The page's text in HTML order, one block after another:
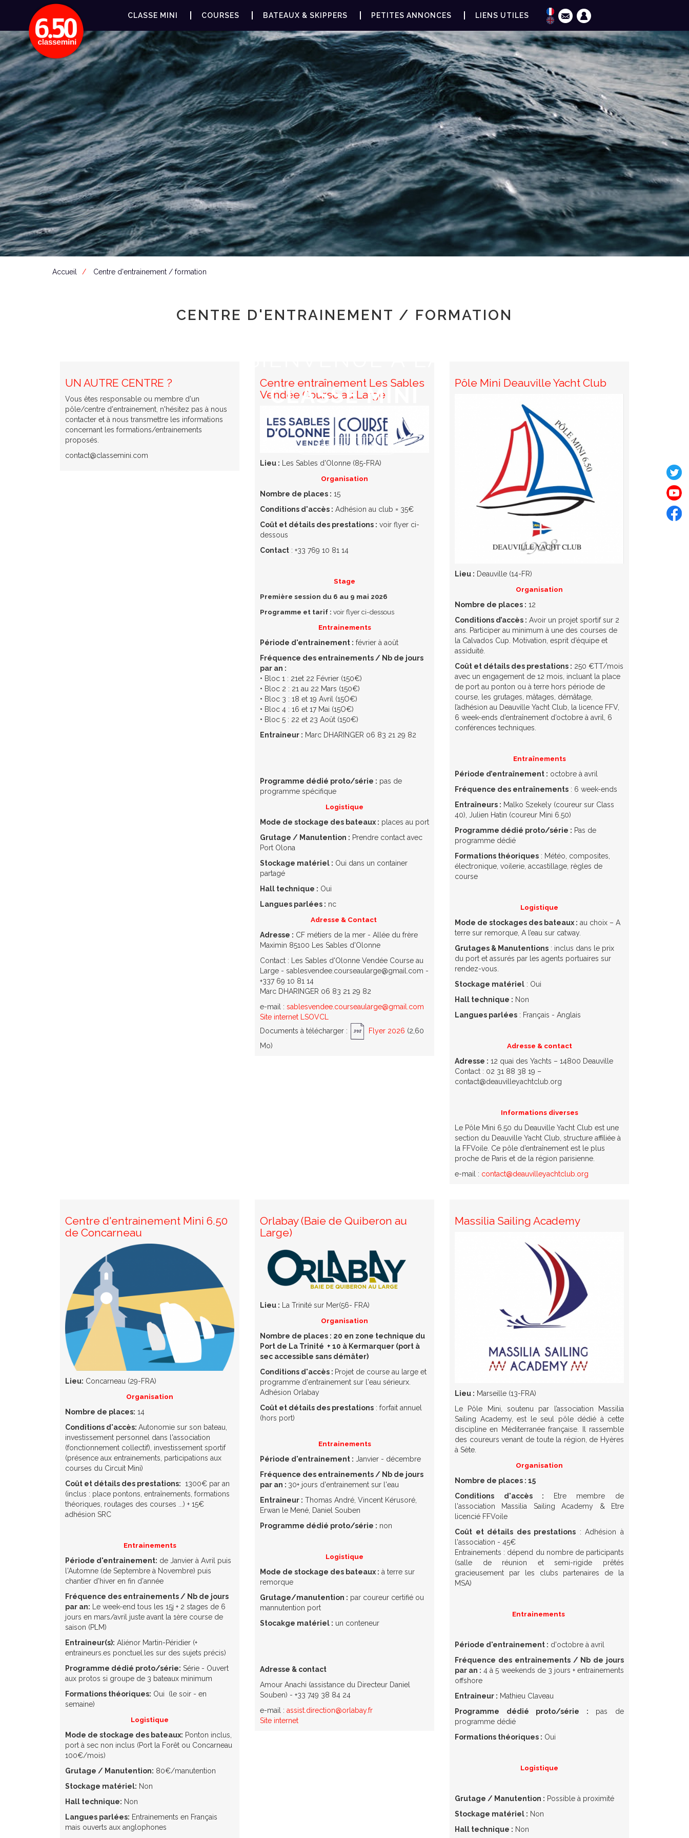
CLASSE MINI COURSES BATEAUX & SKIPPERS PETITES ANNONCES LIENS UTILES
CLASSE MINI
Espace adhérent
Accueil Centre d'entrainement / formation
CENTRE D'ENTRAINEMENT / FORMATION
UN AUTRE CENTRE ?
Vous êtes responsable ou membre d'un
pôle/centre d'entrainement, n'hésitez pas à nous
contacter et à nous transmettre les informations
concernant les formations/entrainements
proposés.
contact@classemini.com
Centre entraînement Les Sables
Vendée Course au Large
Lieu : Les Sables d'Olonne (85-FRA)
Organisation
Nombre de places : 15
Conditions d'accès : Adhésion au club = 35€
Coût et détails des prestations : voir flyer ci-
dessous
Contact : +33 769 10 81 14
Stage
Première session du 6 au 9 mai 2026
Programme et tarif : voir flyer ci-dessous
Entrainements
Période d'entrainement : février à août
Fréquence des entrainements / Nb de jours
par an :
• Bloc 1 : 21et 22 Février (150€)
• Bloc 2 : 21 au 22 Mars (150€)
• Bloc 3 : 18 et 19 Avril (15O€)
• Bloc 4 : 16 et 17 Mai (15O€)
• Bloc 5 : 22 et 23 Août (150€)
Entraineur : Marc DHARINGER 06 83 21 29 82
Programme dédié proto/série : pas de
programme spécifique
Logistique
Mode de stockage des bateaux : places au port
Grutage / Manutention : Prendre contact avec
Port Olona
Stockage matériel : Oui dans un container
partagé
Hall technique : Oui
Langues parlées : nc
Adresse & Contact
Adresse : CF métiers de la mer - Allée du frère
Maximin 85100 Les Sables d'Olonne
Contact : Les Sables d'Olonne Vendée Course au
Large - sablesvendee.courseaularge@gmail.com -
+337 69 10 81 14
Marc DHARINGER 06 83 21 29 82
e-mail : sablesvendee.courseaularge@gmail.com
Site internet LSOVCL
Documents à télécharger :
Flyer 2026 (2,60
Mo)
Pôle Mini Deauville Yacht Club
Lieu : Deauville (14-FR)
Organisation
Nombre de places : 12
Conditions d’accès : Avoir un projet sportif sur 2
ans. Participer au minimum à une des courses de
la Calvados Cup. Motivation, esprit d’équipe et
assiduité.
Coût et détails des prestations : 250 €TT/mois
avec un engagement de 12 mois, incluant la place
de port au ponton ou à terre hors période de
course, les grutages, mâtages, démâtage,
l’adhésion au Deauville Yacht Club, la licence FFV,
6 week-ends d’entraînement d’octobre à avril, 6
conférences techniques.
Entraînements
Période d’entraînement : octobre à avril
Fréquence des entraînements : 6 week-ends
Entraîneurs : Malko Szekely (coureur sur Class
40), Julien Hatin (coureur Mini 6.50)
Programme dédié proto/série : Pas de
programme dédié
Formations théoriques : Météo, composites,
électronique, voilerie, accastillage, règles de
course
Logistique
Mode de stockages des bateaux : au choix – A
terre sur remorque, A l’eau sur catway.
Grutages & Manutentions : inclus dans le prix
du port et assurés par les agents portuaires sur
rendez-vous.
Stockage matériel : Oui
Hall technique : Non
Langues parlées : Français - Anglais
Adresse & contact
Adresse : 12 quai des Yachts – 14800 Deauville
Contact : 02 31 88 38 19 –
contact@deauvilleyachtclub.org
Informations diverses
Le Pôle Mini 6.50 du Deauville Yacht Club est une
section du Deauville Yacht Club, structure affiliée à
la FFVoile. Ce pôle d’entraînement est le plus
proche de Paris et de la région parisienne.
e-mail : contact@deauvilleyachtclub.org
Centre d'entrainement Mini 6.50
de Concarneau
Lieu: Concarneau (29-FRA)
Organisation
Nombre de places: 14
Conditions d'accès: Autonomie sur son bateau,
investissement personnel dans l'association
(fonctionnement collectif), investissement sportif
(présence aux entrainements, participations aux
courses du Circuit Mini)
Coût et détails des prestations: 1300€ par an
(inclus : place pontons, entraînements, formations
théoriques, routages des courses ...) + 15€
adhésion SRC
Entrainements
Période d'entrainement: de Janvier à Avril puis
l'Automne (de Septembre à Novembre) puis
chantier d'hiver en fin d'année
Fréquence des entrainements / Nb de jours
par an:
Le week-end tous les 15j + 2 stages de 6
jours en mars/avril juste avant la 1ère course de
saison (PLM)
Entraineur(s): Aliénor Martin-Péridier (+
entraineurs.es ponctuel.les sur des sujets précis)
Programme dédié proto/série: Série - Ouvert
aux protos si groupe de 3 bateaux minimum
Formations théoriques: Oui
(le soir - en
semaine)
Logistique
Mode de stockage des bateaux: Ponton inclus,
port à sec non inclus (Port la Forêt ou Concarneau
100€/mois)
Grutage / Manutention: 80€/manutention
Stockage matériel: Non
Hall technique: Non
Langues parlées: Entrainements en Français
mais ouverts aux anglophones
Orlabay (Baie de Quiberon au
Large)
Lieu : La Trinité sur Mer(56- FRA)
Organisation
Nombre de places : 20 en zone technique du
Port de La Trinité + 10 à Kermarquer (port à
sec accessible sans démâter)
Conditions d'accès : Projet de course au large et
programme d'entrainement sur l'eau sérieurx.
Adhésion Orlabay
Coût et détails des prestations : forfait annuel
(hors port)
Entrainements
Période d'entrainement : Janvier - décembre
Fréquence des entrainements / Nb de jours
par an : 30+ jours d'entrainement sur l'eau
Entraineur : Thomas André, Vincent Kérusoré,
Erwan le Mené, Daniel Souben
Programme dédié proto/série : non
Logistique
Mode de stockage des bateaux : à terre sur
remorque
Grutage/manutention : par coureur certifié ou
mannutention port
Stocakge matériel : un conteneur
Adresse & contact
Amour Anachi (assistance du Directeur Daniel
Souben) - +33 749 38 84 24
e-mail : assist.direction@orlabay.fr
Site internet
Massilia Sailing Academy
Lieu : Marseille (13-FRA)
Le Pôle Mini, soutenu par l’association Massilia
Sailing Academy, est le seul pôle dédié à cette
discipline en Méditerranée française. Il rassemble
des coureurs venant de toute la région, de Hyères
à Sète.
Organisation
Nombre de places : 15
Conditions d'accès :
Etre membre de
l'association Massilia Sailing Academy & Etre
licencié FFVoile
Coût et détails des prestations : Adhésion à
l'association - 45€
Entrainements : dépend du nombre de participants
(salle de réunion et semi-rigide prêtés
gracieusement par les clubs partenaires de la
MSA)
Entrainements
Période d'entrainement : d'octobre à avril
Fréquence des entrainements / Nb de jours
par an : 4 à 5 weekends de 3 jours + entrainements
offshore
Entraineur : Mathieu Claveau
Programme dédié proto/série : pas de
programme dédié
Formations théoriques : Oui
Logistique
Grutage / Manutention : Possible à proximité
Stockage matériel : Non
Hall technique : Non